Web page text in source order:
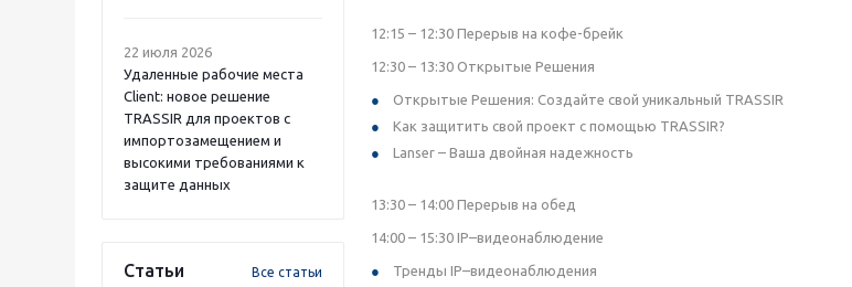
22 июля 2026
Удаленные рабочие места
Client: новое решение
TRASSIR для проектов с
импортозамещением и
высокими требованиями к
защите данных
Статьи Все статьи
12:15 – 12:30 Перерыв на кофе-брейк
12:30 – 13:30 Открытые Решения
Открытые Решения: Создайте свой уникальный TRASSIR
Как защитить свой проект с помощью TRASSIR?
Lanser – Ваша двойная надежность
13:30 – 14:00 Перерыв на обед
14:00 – 15:30 IP–видеонаблюдение
Тренды IP–видеонаблюдения